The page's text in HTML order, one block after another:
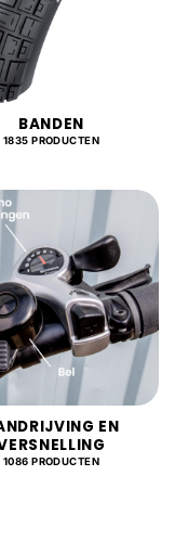
BANDEN
1835 PRODUCTEN
EN
1086 PRODUCTEN